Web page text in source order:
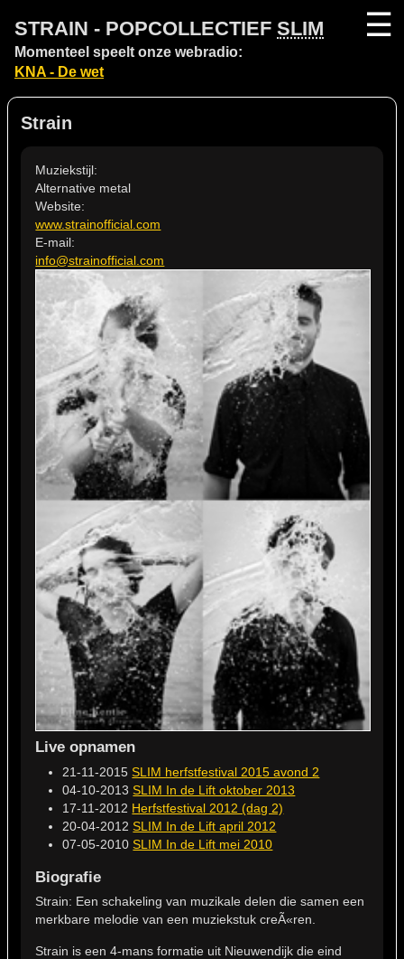
STRAIN - POPCOLLECTIEF SLIM
Momenteel speelt onze webradio:
KNA - De wet
☰
Strain
Muziekstijl:
Alternative metal
Website:
www.strainofficial.com
E-mail:
info@strainofficial.com
Live opnamen
21-11-2015SLIM herfstfestival 2015 avond 2
04-10-2013SLIM In de Lift oktober 2013
17-11-2012 Herfstfestival 2012 (dag 2)
20-04-2012SLIM In de Lift april 2012
07-05-2010SLIM In de Lift mei 2010
Biografie
Strain: Een schakeling van muzikale delen die samen een
merkbare melodie van een muziekstuk creÃ«ren.
Strain is een 4-mans formatie uit Nieuwendijk die eind